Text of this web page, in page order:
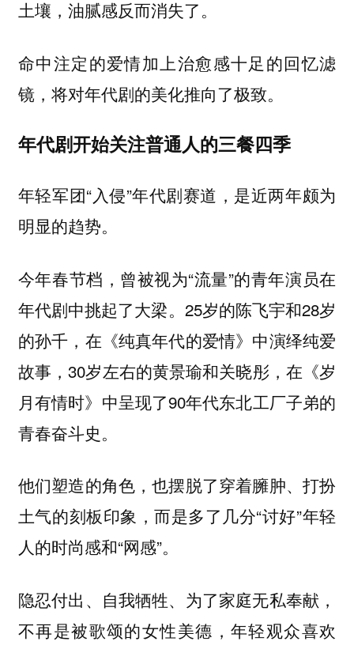
土壤，油腻感反而消失了。
命中注定的爱情加上治愈感十足的回忆滤
镜，将对年代剧的美化推向了极致。
年代剧开始关注普通人的三餐四季
年轻军团“入侵”年代剧赛道，是近两年颇为
明显的趋势。
今年春节档，曾被视为“流量”的青年演员在
年代剧中挑起了大梁。25岁的陈飞宇和28岁
的孙千，在《纯真年代的爱情》中演绎纯爱
故事，30岁左右的黄景瑜和关晓彤，在《岁
月有情时》中呈现了90年代东北工厂子弟的
青春奋斗史。
他们塑造的角色，也摆脱了穿着臃肿、打扮
土气的刻板印象，而是多了几分“讨好”年轻
人的时尚感和“网感”。
隐忍付出、自我牺牲、为了家庭无私奉献，
不再是被歌颂的女性美德，年轻观众喜欢